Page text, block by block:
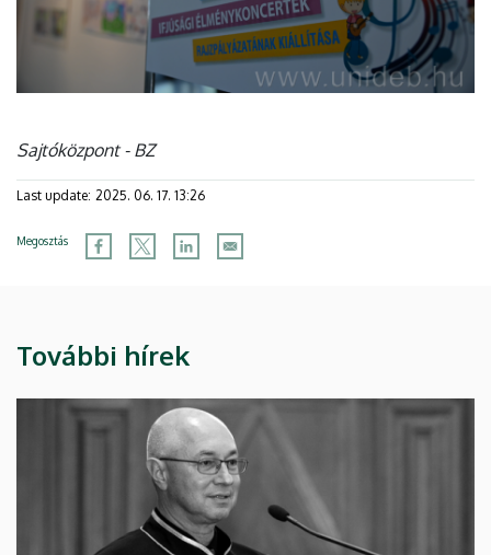
Sajtóközpont - BZ
Last update: 2025. 06. 17. 13:26
Megosztás
További hírek